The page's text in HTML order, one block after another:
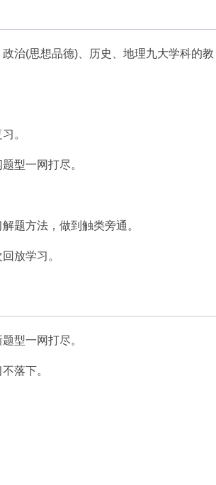
治(思想品德)、历史、地理九大学科的教
。
型一网打尽。
题方法，做到触类旁通。
放学习。
型一网打尽。
落下。